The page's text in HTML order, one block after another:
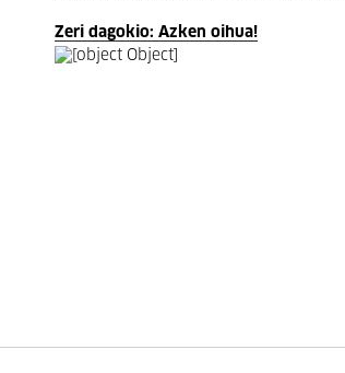
Zeri dagokio: Azken oihua!